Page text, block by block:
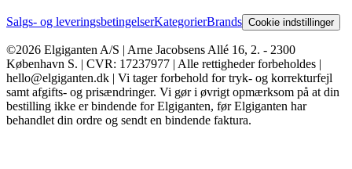
Salgs- og leveringsbetingelserKategorierBrands Cookie indstillinger
©2026 Elgiganten A/S | Arne Jacobsens Allé 16, 2. - 2300
København S. | CVR: 17237977 | Alle rettigheder forbeholdes |
hello@elgiganten.dk | Vi tager forbehold for tryk- og korrekturfejl
samt afgifts- og prisændringer. Vi gør i øvrigt opmærksom på at din
bestilling ikke er bindende for Elgiganten, før Elgiganten har
behandlet din ordre og sendt en bindende faktura.